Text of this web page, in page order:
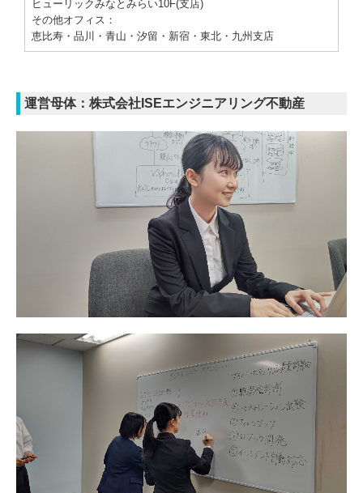
ヒューリックみなとみらい10F(支店)
その他オフィス：
恵比寿・品川・青山・汐留・ 新宿・ 東北・九州支店
運営母体：株式会社ISEエンジニアリング不動産